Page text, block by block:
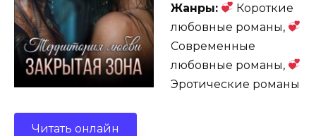
Жанры:
Короткие
любовные романы,
Современные
любовные романы,
Эротические романы
Читать онлайн